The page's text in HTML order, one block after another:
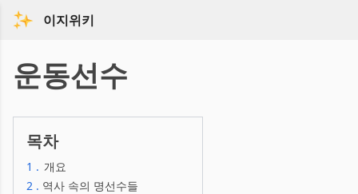
이지위키
운동선수
목차
1 . 개요
2 . 역사 속의 명선수들